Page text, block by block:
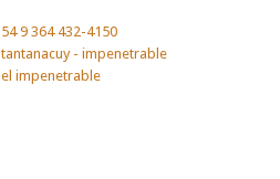
54 9 364 432-4150
tantanacuy - impenetrable
el impenetrable